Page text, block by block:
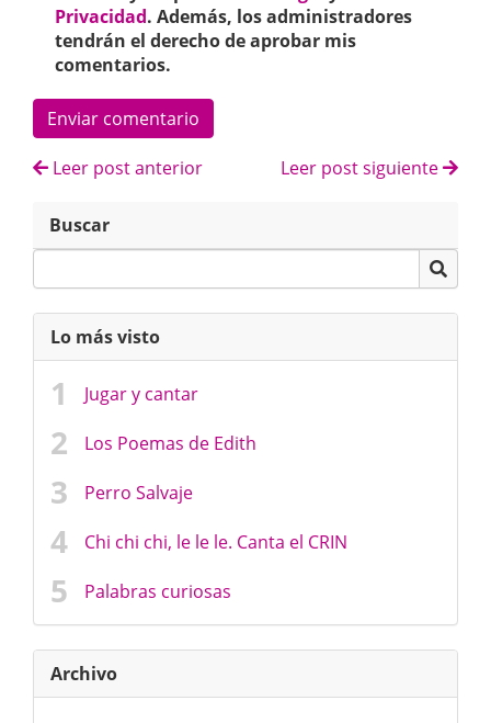
Privacidad. Además, los administradores
tendrán el derecho de aprobar mis
comentarios.
Enviar comentario
Leer post anterior Leer post siguiente
Buscar
Lo más visto
Jugar y cantar
Los Poemas de Edith
Perro Salvaje
Chi chi chi, le le le. Canta el CRIN
Palabras curiosas
Archivo